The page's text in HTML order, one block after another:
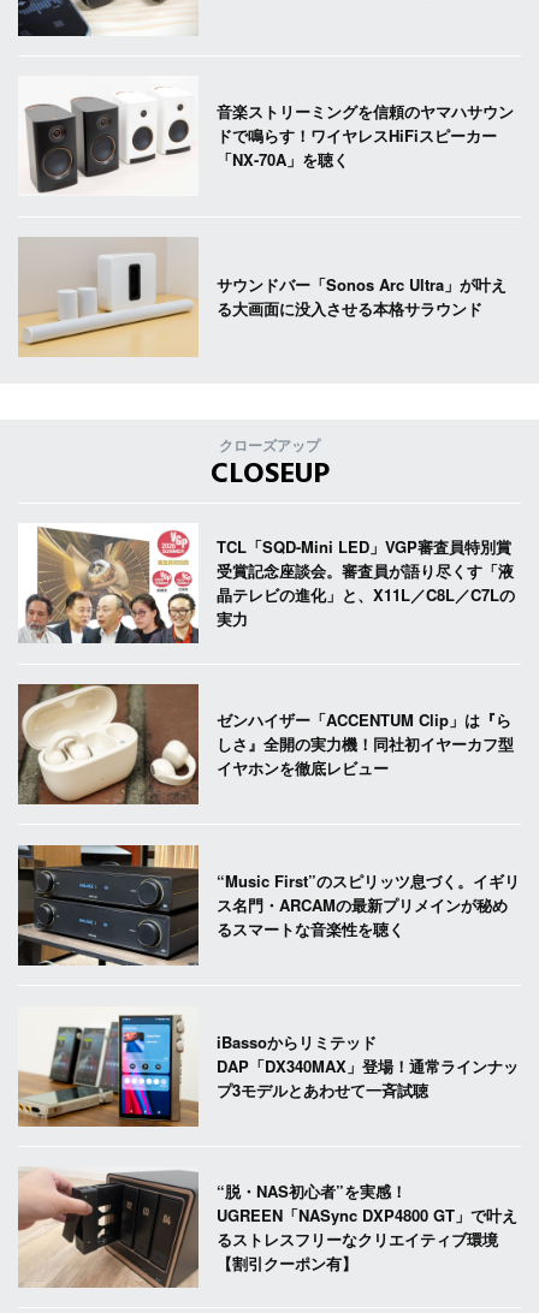
音楽ストリーミングを信頼のヤマハサウン
ドで鳴らす！ワイヤレスHiFiスピーカー
「NX-70A」を聴く
サウンドバー「Sonos Arc Ultra」が叶え
る大画面に没入させる本格サラウンド
クローズアップ
CLOSEUP
TCL「SQD-Mini LED」VGP審査員特別賞
受賞記念座談会。審査員が語り尽くす「液
晶テレビの進化」と、X11L／C8L／C7Lの
実力
ゼンハイザー「ACCENTUM Clip」は『ら
しさ』全開の実力機！同社初イヤーカフ型
イヤホンを徹底レビュー
“Music First”のスピリッツ息づく。イギリ
ス名門・ARCAMの最新プリメインが秘め
るスマートな音楽性を聴く
iBassoからリミテッド
DAP「DX340MAX」登場！通常ラインナッ
プ3モデルとあわせて一斉試聴
“脱・NAS初心者”を実感！
UGREEN「NASync DXP4800 GT」で叶え
るストレスフリーなクリエイティブ環境
【割引クーポン有】